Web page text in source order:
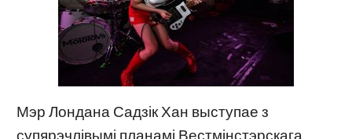
Мэр Лондана Садзік Хан выступае з